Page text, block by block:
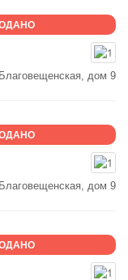
дом 9
дом 9